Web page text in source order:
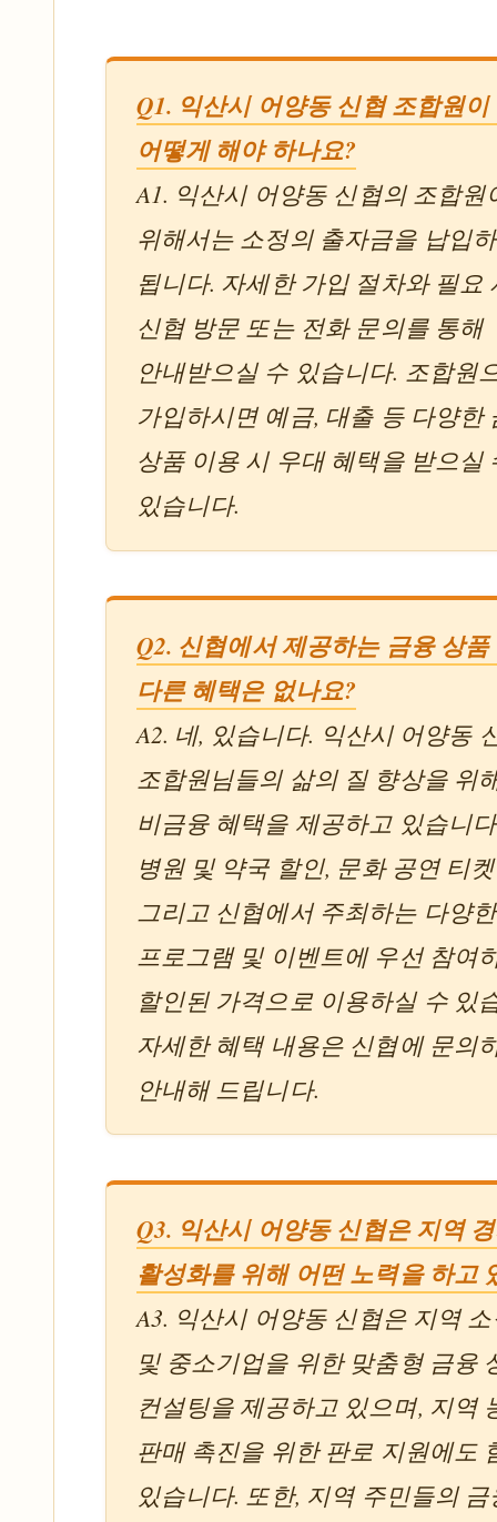
Q1. 익산시 어양동 신협 조합원
어떻게 해야 하나요?
A1. 익산시 어양동 신협의 조합원
위해서는 소정의 출자금을 납입
됩니다. 자세한 가입 절차와 필요
신협 방문 또는 전화 문의를 통해
안내받으실 수 있습니다. 조합원
가입하시면 예금, 대출 등 다양한
상품 이용 시 우대 혜택을 받으실
있습니다.
Q2. 신협에서 제공하는 금융 상품
다른 혜택은 없나요?
A2. 네, 있습니다. 익산시 어양동
조합원님들의 삶의 질 향상을 위
비금융 혜택을 제공하고 있습니
병원 및 약국 할인, 문화 공연 티
그리고 신협에서 주최하는 다양
프로그램 및 이벤트에 우선 참여
할인된 가격으로 이용하실 수 있
자세한 혜택 내용은 신협에 문의
안내해 드립니다.
Q3. 익산시 어양동 신협은 지역
활성화를 위해 어떤 노력을 하고
A3. 익산시 어양동 신협은 지역
및 중소기업을 위한 맞춤형 금융
컨설팅을 제공하고 있으며, 지역
판매 촉진을 위한 판로 지원에도
있습니다. 또한, 지역 주민들의